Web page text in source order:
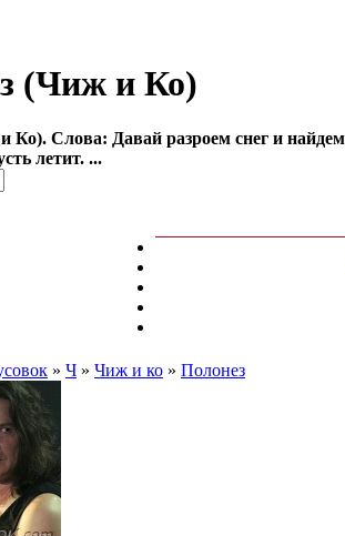
(Чиж и Ко)
Ко). Слова: Давай разроем снег и
летит. ...
» Ч » Чиж и ко » Полонез